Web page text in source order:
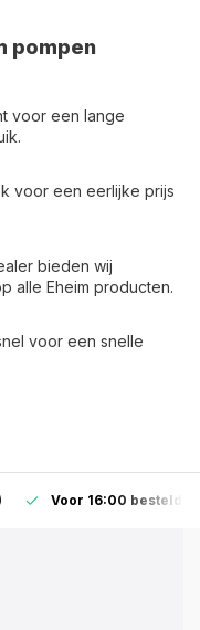
pompen
voor een lange
voor een eerlijke prijs
bieden wij
alle Eheim producten.
voor een snelle
Voor 16:00 besteld